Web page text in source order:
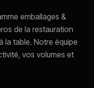
emballages &
de la restauration
la table. Notre équipe
vos volumes et